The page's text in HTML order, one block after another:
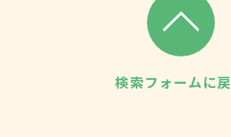
検索フォームに